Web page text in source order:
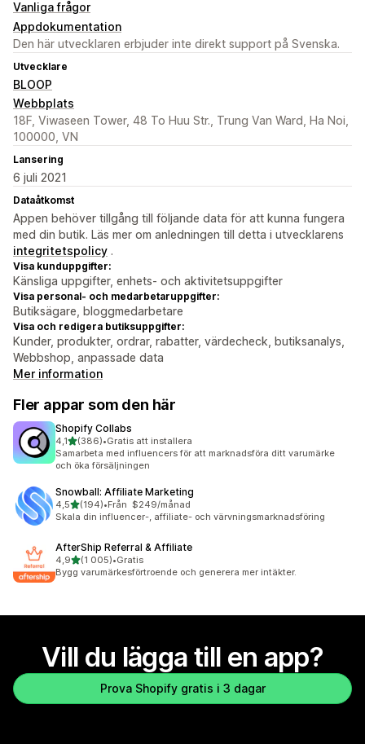
Vanliga frågor
Appdokumentation
Den här utvecklaren erbjuder inte direkt support på Svenska.
Utvecklare
BLOOP
Webbplats
18F, Viwaseen Tower, 48 To Huu Str., Trung Van Ward, Ha Noi,
100000, VN
Lansering
6 juli 2021
Dataåtkomst
Appen behöver tillgång till följande data för att kunna fungera
med din butik. Läs mer om anledningen till detta i utvecklarens
integritetspolicy .
Visa kunduppgifter:
Känsliga uppgifter, enhets- och aktivitetsuppgifter
Visa personal- och medarbetaruppgifter:
Butiksägare, bloggmedarbetare
Visa och redigera butiksuppgifter:
Kunder, produkter, ordrar, rabatter, värdecheck, butiksanalys,
Webbshop, anpassade data
Mer information
Fler appar som den här
Shopify Collabs
4,1av 5 stjärnor
(386)
386 recensioner totalt
•Gratis att installera
Samarbeta med influencers för att marknadsföra ditt varumärke
och öka försäljningen
Snowball: Affiliate Marketing
4,5av 5 stjärnor
(194)
194 recensioner totalt
•Från $249/månad
Skala din influencer-, affiliate- och värvningsmarknadsföring
AfterShip Referral & Affiliate
4,9av 5 stjärnor
(1 005)
1005 recensioner totalt
•Gratis
Bygg varumärkesförtroende och generera mer intäkter.
Vill du lägga till en app?
Prova Shopify gratis i 3 dagar